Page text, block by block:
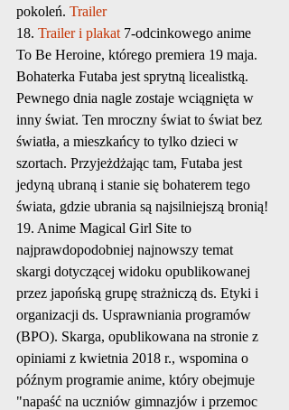
pokoleń. Trailer
18. Trailer i plakat 7-odcinkowego anime
To Be Heroine, którego premiera 19 maja.
Bohaterka Futaba jest sprytną licealistką.
Pewnego dnia nagle zostaje wciągnięta w
inny świat. Ten mroczny świat to świat bez
światła, a mieszkańcy to tylko dzieci w
szortach. Przyjeżdżając tam, Futaba jest
jedyną ubraną i stanie się bohaterem tego
świata, gdzie ubrania są najsilniejszą bronią!
19. Anime Magical Girl Site to
najprawdopodobniej najnowszy temat
skargi dotyczącej widoku opublikowanej
przez japońską grupę strażniczą ds. Etyki i
organizacji ds. Usprawniania programów
(BPO). Skarga, opublikowana na stronie z
opiniami z kwietnia 2018 r., wspomina o
późnym programie anime, który obejmuje
"napaść na uczniów gimnazjów i przemoc